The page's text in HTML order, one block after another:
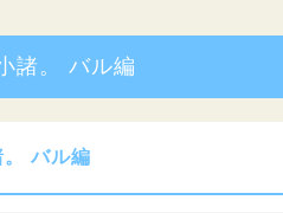
諸。 バル編
バル編